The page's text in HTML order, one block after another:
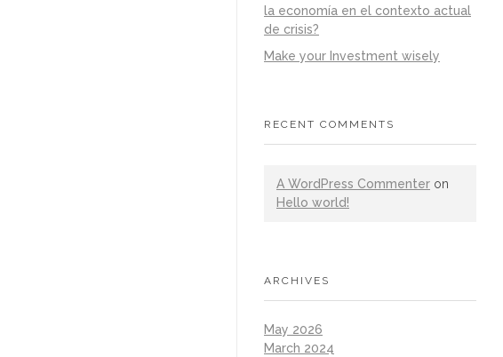
la economía en el contexto actual
de crisis?
Make your Investment wisely
RECENT COMMENTS
A WordPress Commenter on
Hello world!
ARCHIVES
May 2026
March 2024